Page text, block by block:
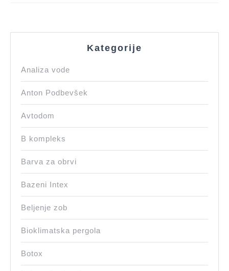
Kategorije
Analiza vode
Anton Podbevšek
Avtodom
B kompleks
Barva za obrvi
Bazeni Intex
Beljenje zob
Bioklimatska pergola
Botox